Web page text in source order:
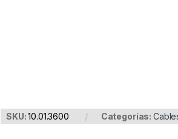
SKU:10.01.3600 Categorías: